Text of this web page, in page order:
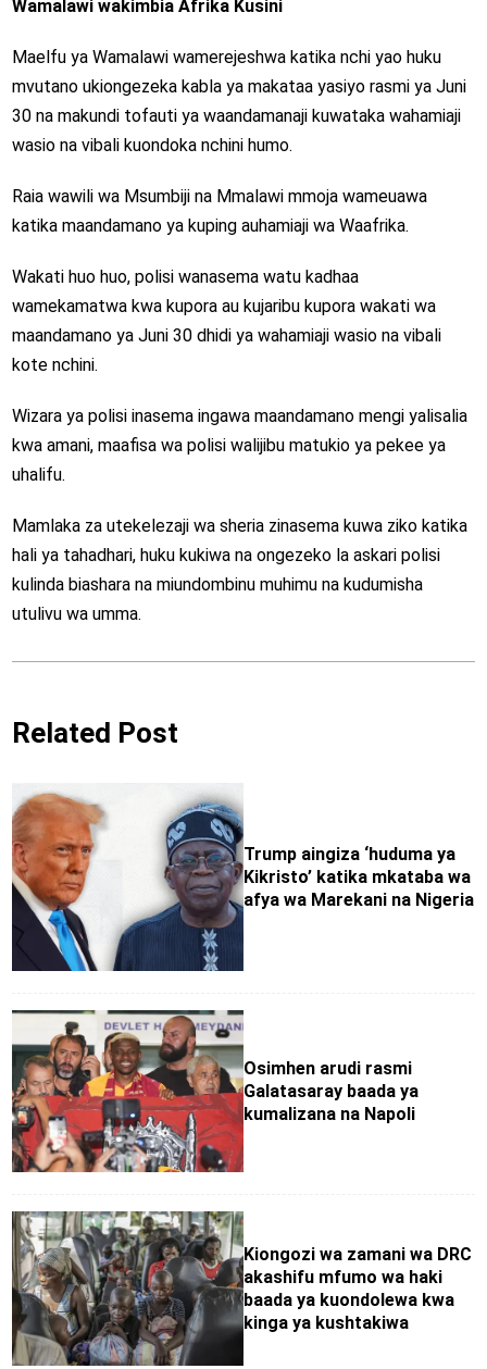
Wamalawi wakimbia Afrika Kusini
Maelfu ya Wamalawi wamerejeshwa katika nchi yao huku
mvutano ukiongezeka kabla ya makataa yasiyo rasmi ya Juni
30 na makundi tofauti ya waandamanaji kuwataka wahamiaji
wasio na vibali kuondoka nchini humo.
Raia wawili wa Msumbiji na Mmalawi mmoja wameuawa
katika maandamano ya kuping auhamiaji wa Waafrika.
Wakati huo huo, polisi wanasema watu kadhaa
wamekamatwa kwa kupora au kujaribu kupora wakati wa
maandamano ya Juni 30 dhidi ya wahamiaji wasio na vibali
kote nchini.
Wizara ya polisi inasema ingawa maandamano mengi yalisalia
kwa amani, maafisa wa polisi walijibu matukio ya pekee ya
uhalifu.
Mamlaka za utekelezaji wa sheria zinasema kuwa ziko katika
hali ya tahadhari, huku kukiwa na ongezeko la askari polisi
kulinda biashara na miundombinu muhimu na kudumisha
utulivu wa umma.
Related Post
Trump aingiza ‘huduma ya
Kikristo’ katika mkataba wa
afya wa Marekani na Nigeria
Osimhen arudi rasmi
Galatasaray baada ya
kumalizana na Napoli
Kiongozi wa zamani wa DRC
akashifu mfumo wa haki
baada ya kuondolewa kwa
kinga ya kushtakiwa